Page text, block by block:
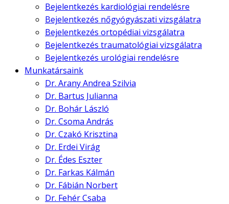
Bejelentkezés kardiológiai rendelésre
Bejelentkezés nőgyógyászati vizsgálatra
Bejelentkezés ortopédiai vizsgálatra
Bejelentkezés traumatológiai vizsgálatra
Bejelentkezés urológiai rendelésre
Munkatársaink
Dr. Arany Andrea Szilvia
Dr. Bartus Julianna
Dr. Bohár László
Dr. Csoma András
Dr. Czakó Krisztina
Dr. Erdei Virág
Dr. Édes Eszter
Dr. Farkas Kálmán
Dr. Fábián Norbert
Dr. Fehér Csaba